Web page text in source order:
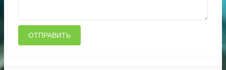
ОТПРАВИТЬ